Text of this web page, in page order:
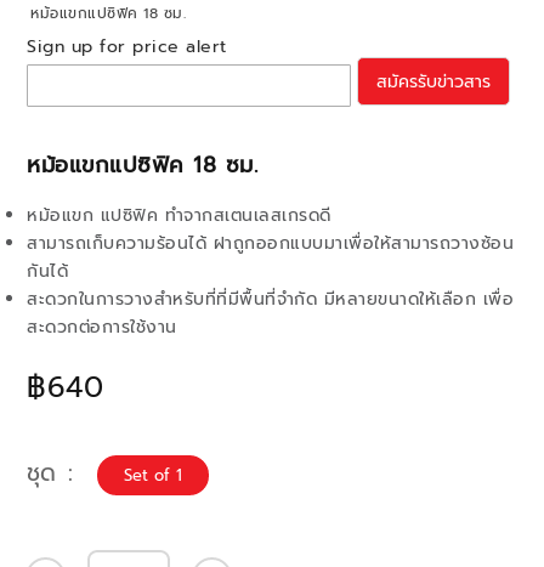
หม้อแขกแปซิฟิค 18 ซม.
หม้อแขกแปซิฟิค 18 ซม.
฿640
หม้อแขก แปซิฟิค ทำจากสเตนเลสเกรดดี
สามารถเก็บความร้อนได้ ฝาถูกออกแบบมาเพื่อให้สามารถวางซ้อน
กันได้
สะดวกในการวางสำหรับที่ที่มีพื้นที่จำกัด มีหลายขนาดให้เลือก เพื่อ
สะดวกต่อการใช้งาน
Sign up for price alert
สมัครรับข่าวสาร
ชุด Set of 1